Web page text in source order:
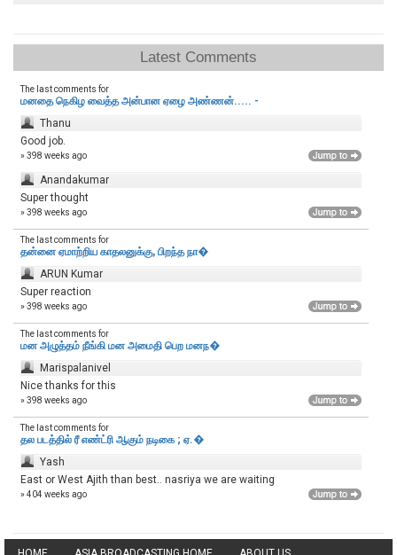
Latest Comments
The last comments for
மனதை நெகிழ வைத்த அன்பான ஏழை அண்ணன்..... -
Thanu
Good job.
» 398 weeks ago
Anandakumar
Super thought
» 398 weeks ago
The last comments for
தன்னை ஏமாற்றிய காதலனுக்கு, பிறந்த நா�
ARUN Kumar
Super reaction
» 398 weeks ago
The last comments for
மன அழுத்தம் நீங்கி மன அமைதி பெற‌ மனந�
Marispalanivel
Nice thanks for this
» 398 weeks ago
The last comments for
தல படத்தில் ரீ எண்ட்ரி ஆகும் நடிகை ; ஏ.�
Yash
East or West Ajith than best.. nasriya we are waiting
» 404 weeks ago